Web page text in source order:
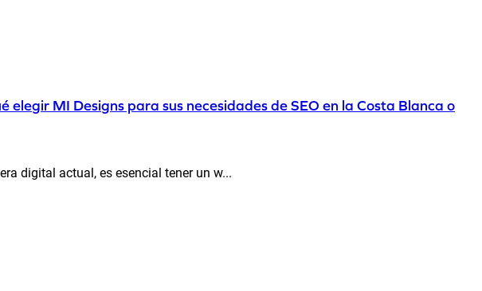
MI Designs para sus necesidades de SEO en la Costa Blanca o
digital actual, es esencial tener un w...